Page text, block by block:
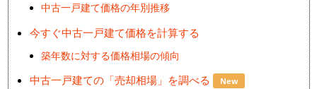
中古一戸建て価格の年別推移
今すぐ中古一戸建て価格を計算する
築年数に対する価格相場の傾向
中古一戸建ての「売却相場」を調べる New